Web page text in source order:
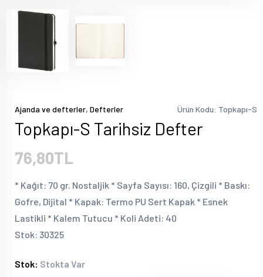
Ajanda ve defterler, Defterler Ürün Kodu: Topkapı-S
Topkapı-S Tarihsiz Defter
76,80TL
* Kağıt: 70 gr. Nostaljik * Sayfa Sayısı: 160, Çizgili * Baskı:
Gofre, Dijital * Kapak: Termo PU Sert Kapak * Esnek
Lastikli * Kalem Tutucu * Koli Adeti: 40
Stok: 30325
Stok: Stokta Var